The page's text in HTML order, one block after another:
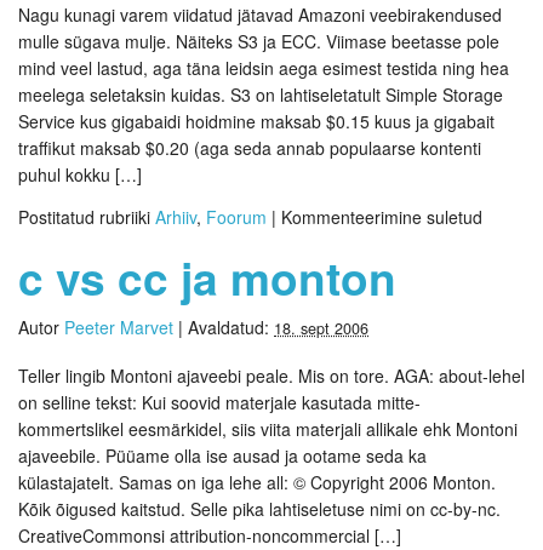
Nagu kunagi varem viidatud jätavad Amazoni veebirakendused
mulle sügava mulje. Näiteks S3 ja ECC. Viimase beetasse pole
mind veel lastud, aga täna leidsin aega esimest testida ning hea
meelega seletaksin kuidas. S3 on lahtiseletatult Simple Storage
Service kus gigabaidi hoidmine maksab $0.15 kuus ja gigabait
traffikut maksab $0.20 (aga seda annab populaarse kontenti
puhul kokku […]
Postitatud rubriiki Arhiiv, Foorum | Kommenteerimine suletud
c vs cc ja monton
Autor Peeter Marvet | Avaldatud: 18. sept 2006
Teller lingib Montoni ajaveebi peale. Mis on tore. AGA: about-lehel
on selline tekst: Kui soovid materjale kasutada mitte-
kommertslikel eesmärkidel, siis viita materjali allikale ehk Montoni
ajaveebile. Püüame olla ise ausad ja ootame seda ka
külastajatelt. Samas on iga lehe all: © Copyright 2006 Monton.
Kõik õigused kaitstud. Selle pika lahtiseletuse nimi on cc-by-nc.
CreativeCommonsi attribution-noncommercial […]